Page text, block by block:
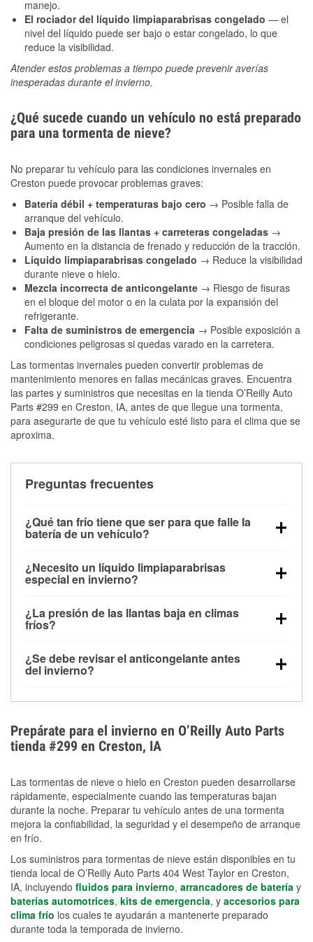
manejo.
El rociador del líquido limpiaparabrisas congelado — el
nivel del líquido puede ser bajo o estar congelado, lo que
reduce la visibilidad.
Atender estos problemas a tiempo puede prevenir averías
inesperadas durante el invierno.
¿Qué sucede cuando un vehículo no está preparado
para una tormenta de nieve?
No preparar tu vehículo para las condiciones invernales en
Creston puede provocar problemas graves:
Batería débil + temperaturas bajo cero → Posible falla de
arranque del vehículo.
Baja presión de las llantas + carreteras congeladas →
Aumento en la distancia de frenado y reducción de la tracción.
Líquido limpiaparabrisas congelado → Reduce la visibilidad
durante nieve o hielo.
Mezcla incorrecta de anticongelante → Riesgo de fisuras
en el bloque del motor o en la culata por la expansión del
refrigerante.
Falta de suministros de emergencia → Posible exposición a
condiciones peligrosas si quedas varado en la carretera.
Las tormentas invernales pueden convertir problemas de
mantenimiento menores en fallas mecánicas graves. Encuentra
las partes y suministros que necesitas en la tienda O’Reilly Auto
Parts #299 en Creston, IA, antes de que llegue una tormenta,
para asegurarte de que tu vehículo esté listo para el clima que se
aproxima.
Preguntas frecuentes
¿Qué tan frío tiene que ser para que falle la
batería de un vehículo?
debajo de los 32 °F y puede perder hasta la mitad de
su potencia de arranque cerca de los 0 °F, lo que
arranque.
¿Necesito un líquido limpiaparabrisas
especial en invierno?
la congelación y ayuda a disolver la sal y la nieve
derretida en la carretera para mejorar la visibilidad.
¿La presión de las llantas baja en climas
fríos?
alrededor de 1 PSI por cada 10 °F que baja la
temperatura. Puedes obtener más información sobre
¿Se debe revisar el anticongelante antes
del invierno?
el sobrecalentamiento en condiciones de frío
extremo. Aprende cómo comprobar la protección
anticongelante en nuestra sección How-To.
Prepárate para el invierno en O’Reilly Auto Parts
tienda #299 en Creston, IA
Las tormentas de nieve o hielo en Creston pueden desarrollarse
rápidamente, especialmente cuando las temperaturas bajan
durante la noche. Preparar tu vehículo antes de una tormenta
mejora la confiabilidad, la seguridad y el desempeño de arranque
en frío.
Los suministros para tormentas de nieve están disponibles en tu
tienda local de O’Reilly Auto Parts 404 West Taylor en Creston,
IA, incluyendo fluidos para invierno, arrancadores de batería y
baterías automotrices, kits de emergencia, y accesorios para
clima frío los cuales te ayudarán a mantenerte preparado
durante toda la temporada de invierno.